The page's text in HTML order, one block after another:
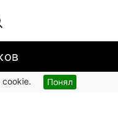
cookie. Понял